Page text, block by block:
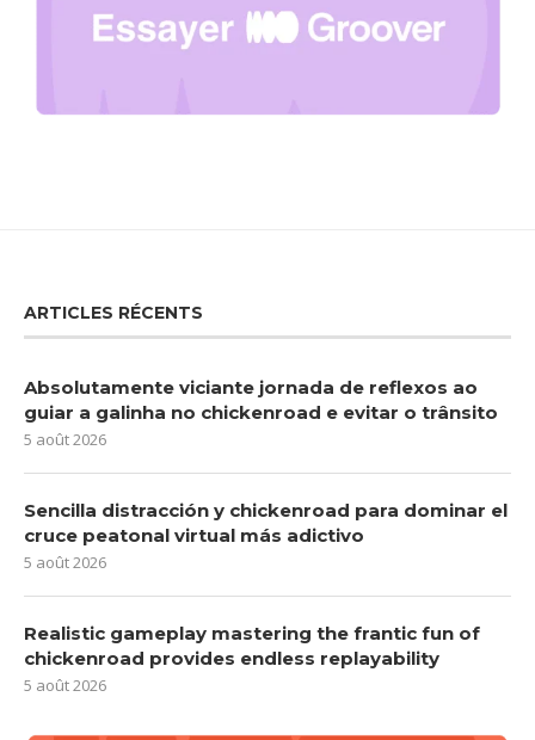
ARTICLES RÉCENTS
Absolutamente viciante jornada de reflexos ao
guiar a galinha no chickenroad e evitar o trânsito
5 août 2026
Sencilla distracción y chickenroad para dominar el
cruce peatonal virtual más adictivo
5 août 2026
Realistic gameplay mastering the frantic fun of
chickenroad provides endless replayability
5 août 2026